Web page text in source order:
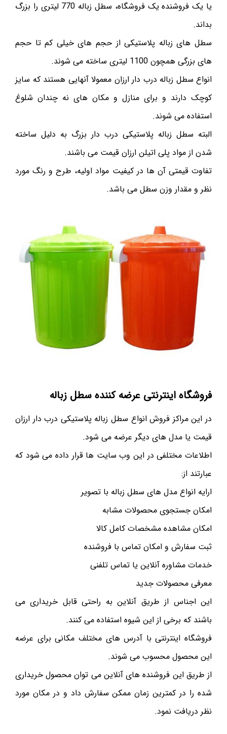
یا یک فروشنده یک فروشگاه، سطل زباله 770 لیتری را بزرگ
بداند.
سطل های زباله پلاستیکی از حجم های خیلی کم تا حجم
های بزرگی همچون 1100 لیتری ساخته می شوند.
انواع سطل زباله درب دار ارزان معمولا آنهایی هستند که سایز
کوچک دارند و برای منازل و مکان های نه چندان شلوغ
استفاده می شوند.
البته سطل زباله پلاستیکی درب دار بزرگ به دلیل ساخته
شدن از مواد پلی اتیلن ارزان قیمت می باشند.
تفاوت قیمتی آن ها در کیفیت مواد اولیه، طرح و رنگ مورد
نظر و مقدار وزن سطل می باشد.
فروشگاه اینترنتی عرضه کننده سطل زباله
در این مراکز فروش انواع سطل زباله پلاستیکی درب دار ارزان
قیمت یا مدل های دیگر عرضه می شود.
اطلاعات مختلفی در این وب سایت ها قرار داده می شود که
عبارتند از:
ارایه انواع مدل های سطل زباله با تصویر
امکان جستجوی محصولات مشابه
امکان مشاهده مشخصات کامل کالا
ثبت سفارش و امکان تماس با فروشنده
خدمات مشاوره آنلاین یا تماس تلفنی
معرفی محصولات جدید
این اجناس از طریق آنلاین به راحتی قابل خریداری می
باشند که برخی از این شیوه استفاده می کنند.
فروشگاه اینترنتی با آدرس های مختلف مکانی برای عرضه
این محصول محسوب می شوند.
از طریق این فروشنده های آنلاین می توان محصول خریداری
شده را در کمترین زمان ممکن سفارش داد و در مکان مورد
نظر دریافت نمود.